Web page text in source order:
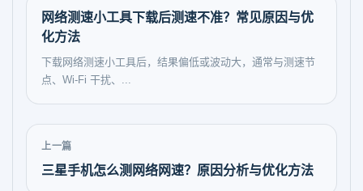
网络测速小工具下载后测速不准？常见原因与优
化方法
下载网络测速小工具后，结果偏低或波动大，通常与测速节
点、Wi‑Fi 干扰、...
上一篇
三星手机怎么测网络网速？原因分析与优化方法